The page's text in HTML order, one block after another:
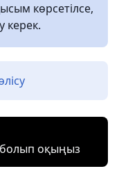
көрсетілсе,
керек.
оқыңыз